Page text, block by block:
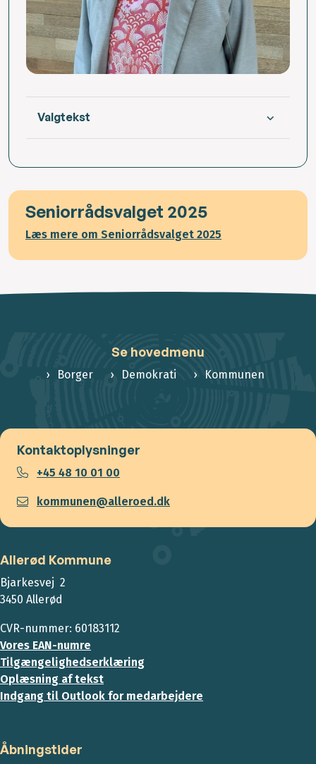
Valgtekst
Seniorrådsvalget 2025
Læs mere om Seniorrådsvalget 2025
Se hovedmenu
Borger Demokrati Kommunen
Kontaktoplysninger
+45 48 10 01 00
kommunen@alleroed.dk
Allerød Kommune
Bjarkesvej 2
3450 Allerød
CVR-nummer: 60183112
Vores EAN-numre
Tilgængelighedserklæring
Oplæsning af tekst
Indgang til Outlook for medarbejdere
Åbningstider